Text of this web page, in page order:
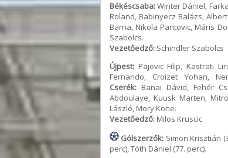
Békéscsaba:Winter Dániel,
Roland, Babinyecz Balázs,
Barna, Nikola Pantovic, Máris
Szabolcs.
Vezetőedző: Schindler Szabolcs
Újpest: Pajovic Filip, Kastrati
Fernando, Croizet Yohan,
Cserék: Banai Dávid, Fehér
Abdoulaye, Kuusk Marten,
László, Mory Kone.
Vezetőedző: Milos Kruscic
Gólszerzők: Simon Krisztián
perc), Tóth Dániel (77. perc).